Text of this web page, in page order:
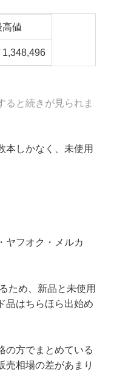
高値
1,348,496
と続きが見られま
本しかなく、未使用
ヤフオク・メルカ
ため、新品と未使用
品はちらほら出始め
の方でまとめている
売相場の差があまり